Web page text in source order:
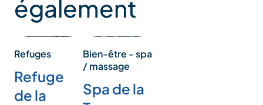
également
Refuges
Refuge
de la
Bien-être - spa
/ massage
Spa de la